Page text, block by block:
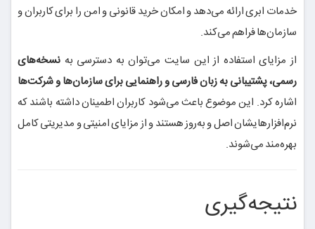
خدمات ابری ارائه می‌دهد و امکان خرید قانونی و امن را برای کاربران و
سازمان‌ها فراهم می‌کند.
از مزایای استفاده از این سایت می‌توان به دسترسی به نسخه‌های
رسمی، پشتیبانی به زبان فارسی و راهنمایی برای سازمان‌ها و شرکت‌ها
اشاره کرد. این موضوع باعث می‌شود کاربران اطمینان داشته باشند که
نرم‌افزارهایشان اصل و به‌روز هستند و از مزایای امنیتی و مدیریتی کامل
بهره‌مند می‌شوند.
نتیجه‌گیری